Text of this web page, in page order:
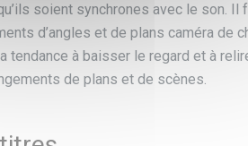
soient synchrones avec le son. Il
d’angles et de plans caméra de
tendance à baisser le regard et à
de plans et de scènes.